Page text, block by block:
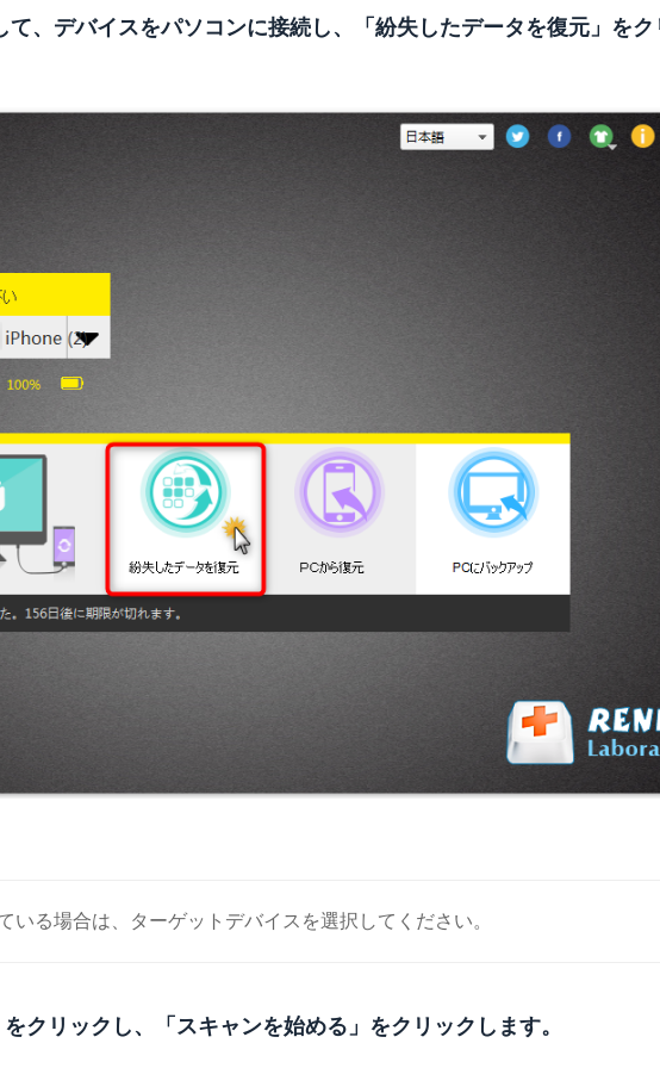
、デバイスをパソコンに接続し、「紛失したデータを復元」をク
る場合は、ターゲットデバイスを選択してください。
クリックし、「スキャンを始める」をクリックします。